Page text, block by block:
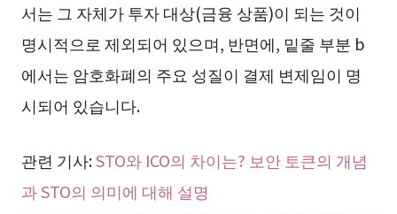
서는 그 자체가 투자 대상(금융 상품)이 되는 것이
명시적으로 제외되어 있으며, 반면에, 밑줄 부분 b
에서는 암호화폐의 주요 성질이 결제 변제임이 명
시되어 있습니다.
관련 기사:STO와 ICO의 차이는? 보안 토큰의 개념
과 STO의 의미에 대해 설명